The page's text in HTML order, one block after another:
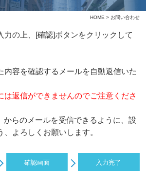
HOME > お問い合わせ
力の上、[確認]ボタンをクリックして
内容を確認するメールを自動返信いた
返信ができませんのでご注意くださ
からのメールを受信できるように、設
、よろしくお願いします。
確認画面 入力完了